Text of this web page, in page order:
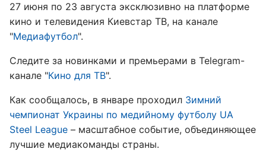
27 июня по 23 августа эксклюзивно на платформе
кино и телевидения Киевстар ТВ, на канале
"Медиафутбол".
Следите за новинками и премьерами в Telegram-
канале "Кино для ТВ".
Как сообщалось, в январе проходил Зимний
чемпионат Украины по медийному футболу UA
Steel League – масштабное событие, объединяющее
лучшие медиакоманды страны.